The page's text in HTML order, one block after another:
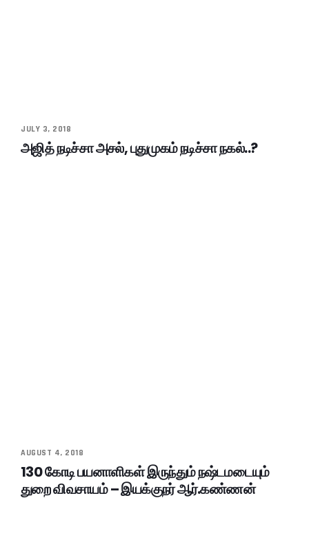
JULY 3, 2018
அஜித் நடிச்சா அசல், புதுமுகம் நடிச்சா நகல்..?
AUGUST 4, 2018
130 கோடி பயனாளிகள் இருந்தும் நஷ்டமடையும்
துறை விவசாயம் – இயக்குநர் ஆர்.கண்ணன்